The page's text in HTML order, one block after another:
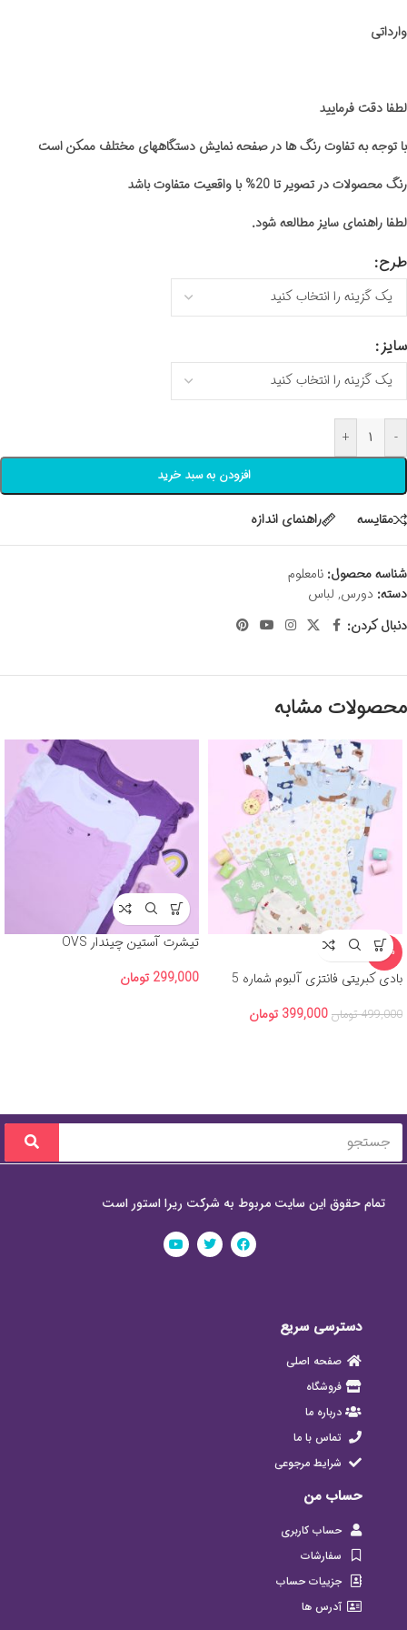
وارداتی
لطفا دقت فرمایید
با توجه به تفاوت رنگ ها در صفحه نمایش دستگاههای مختلف ممکن است
رنگ محصولات در تصویر تا 20% با واقعیت متفاوت باشد
لطفا راهنمای سایز مطالعه شود.
طرح
سایز
-
+
افزودن به سبد خرید
مقايسه راهنمای اندازه
شناسه محصول: نامعلوم
دسته: دورس, لباس
دنبال کردن:
محصولات مشابه
-20%
بادی کبریتی فانتزی آلبوم شماره 5
499,000 تومان 399,000 تومان
تیشرت آستین چیندار OVS
299,000 تومان
تمام حقوق این سایت مربوط به شرکت ریرا استور است
دسترسی سریع
صفحه اصلی
فروشگاه
درباره ما
تماس با ما
شرایط مرجوعی
حساب من
حساب کاربری
سفارشات
جزییات حساب
آدرس ها